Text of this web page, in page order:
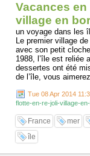
Vacances
village en
un voyage dans les
Le premier village
avec son petit
1988, l’île est reliée
dessertes ont été
de l’île, vous
Tue 08 Apr 2014
flotte-en-re-joli-village-
France mer
île